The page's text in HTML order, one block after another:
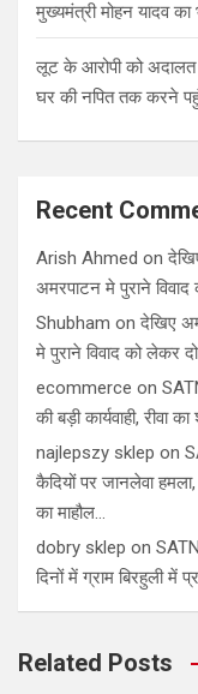
मुख्यमंत्री मोहन यादव का
लूट के आरोपी को
घर की नपित तक करने
Recent
Arish Ahmed on
अमरपाटन मे पुराने
Shubham onदेखिए
मे पुराने विवाद को लेकर
ecommerce on
की बड़ी कार्यवाही, रीवा
najlepszy sklep on
कैदियों पर जानलेवा
का माहौल…
dobry sklep on
दिनों में ग्राम बिरहुली में
Related Posts